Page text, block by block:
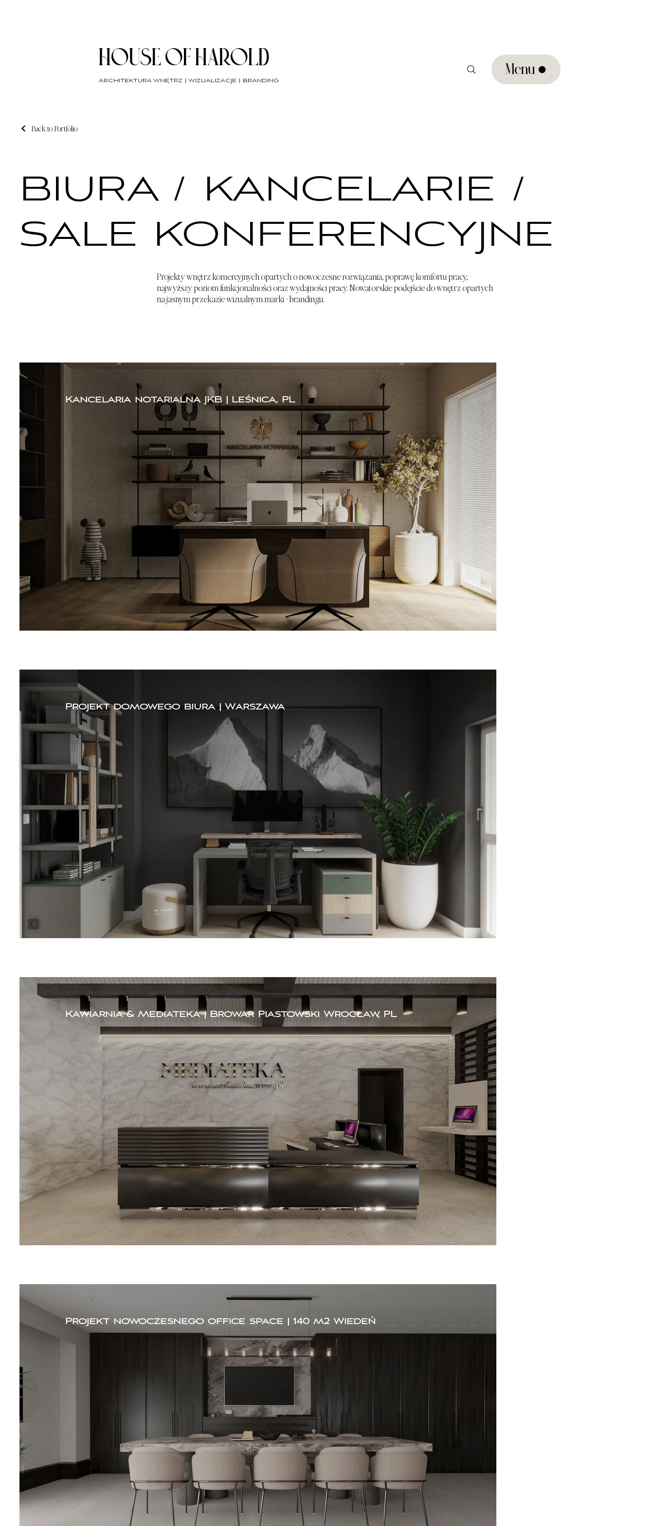
HOUSE OF HAROLD
architektura wnętrz | wizualizacje | branding
Menu
Back to Portfolio
BIURA / KANCELARIE /
SALE KONFERENCYJNE
Projekty wnętrz komercyjnych opartych o nowoczesne rozwiązania, poprawę komfortu pracy,
najwyższy poziom funkcjonalności oraz wydajności pracy. Nowatorskie podejście do wnętrz opartych
na jasnym przekazie wizualnym marki - brandingu.
Kancelaria notarialna JKB | Leśnica, PL
Projekt domowego biura | Warszawa
Kawiarnia & Mediateka | Browar Piastowski Wrocław, PL
Projekt nowoczesnego office space | 140 m2 Wiedeń